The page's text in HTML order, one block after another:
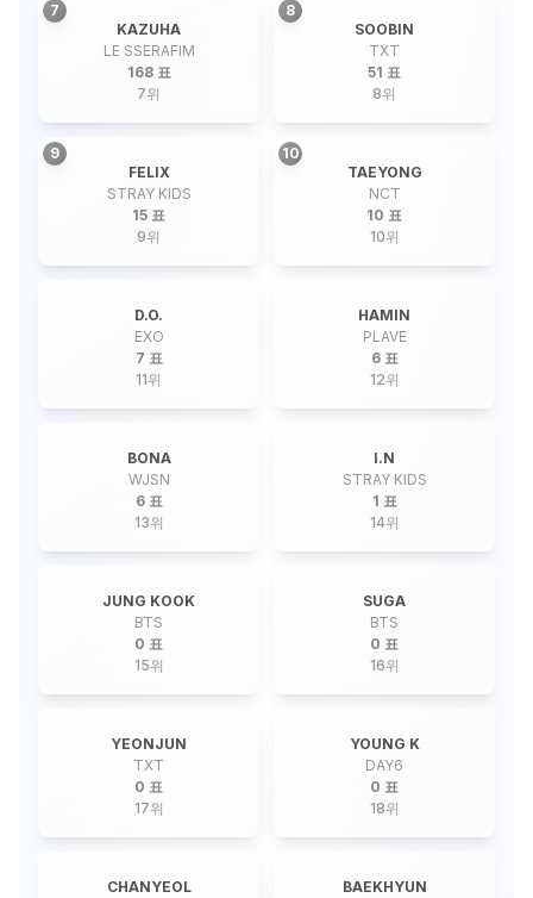
7
KAZUHA
LE SSERAFIM
168 표
7위
8
SOOBIN
TXT
51 표
8위
9
FELIX
STRAY KIDS
15 표
9위
10
TAEYONG
NCT
10 표
10위
D.O.
EXO
7 표
11위
HAMIN
PLAVE
6 표
12위
BONA
WJSN
6 표
13위
I.N
STRAY KIDS
1 표
14위
JUNG KOOK
BTS
0 표
15위
SUGA
BTS
0 표
16위
YEONJUN
TXT
0 표
17위
YOUNG K
DAY6
0 표
18위
CHANYEOL
BAEKHYUN